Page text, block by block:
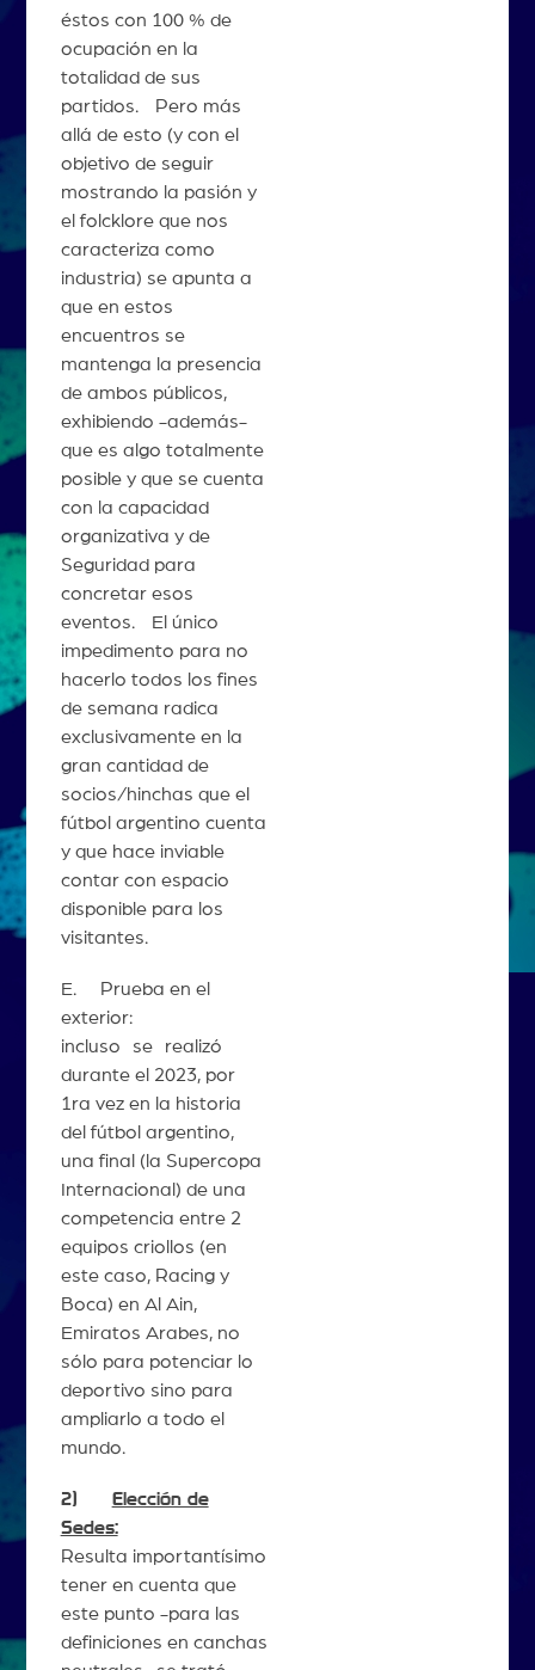
éstos con 100 % de
ocupación en la
totalidad de sus
partidos. Pero más
allá de esto (y con el
objetivo de seguir
mostrando la pasión y
el folcklore que nos
caracteriza como
industria) se apunta a
que en estos
encuentros se
mantenga la presencia
de ambos públicos,
exhibiendo -además-
que es algo totalmente
posible y que se cuenta
con la capacidad
organizativa y de
Seguridad para
concretar esos
eventos. El único
impedimento para no
hacerlo todos los fines
de semana radica
exclusivamente en la
gran cantidad de
socios/hinchas que el
fútbol argentino cuenta
y que hace inviable
contar con espacio
disponible para los
visitantes.
E. Prueba en el
exterior:
incluso se realizó
durante el 2023, por
1ra vez en la historia
del fútbol argentino,
una final (la Supercopa
Internacional) de una
competencia entre 2
equipos criollos (en
este caso, Racing y
Boca) en Al Ain,
Emiratos Arabes, no
sólo para potenciar lo
deportivo sino para
ampliarlo a todo el
mundo.
2) Elección de
Sedes:
Resulta importantísimo
tener en cuenta que
este punto -para las
definiciones en canchas